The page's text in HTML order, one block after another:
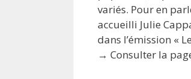
variés. Pour en
accueilli Julie
dans l’émission «
→ Consulter la